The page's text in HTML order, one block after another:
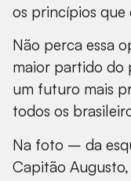
os princípios que
Não perca essa
maior partido do
um futuro mais
todos os
Na foto – da
Capitão